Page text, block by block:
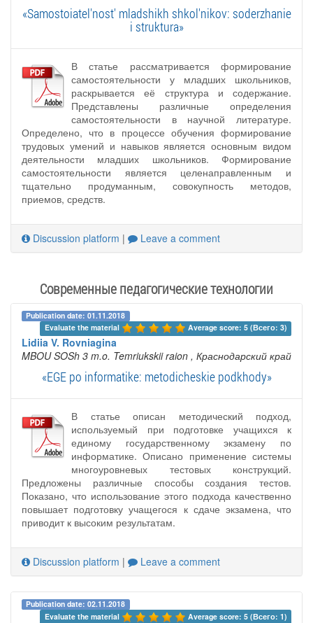
«Samostoiatel'nost' mladshikh shkol'nikov: soderzhanie
i struktura»
В статье рассматривается формирование
самостоятельности у младших школьников,
раскрывается её структура и содержание.
Представлены различные определения
самостоятельности в научной литературе.
Определено, что в процессе обучения формирование
трудовых умений и навыков является основным видом
деятельности младших школьников. Формирование
самостоятельности является целенаправленным и
тщательно продуманным, совокупность методов,
приемов, средств.
Discussion platform | Leave a comment
Современные педагогические технологии
Publication date: 01.11.2018
Evaluate the material
Average score: 5 (Всего: 3)
Lidiia V. Rovniagina
MBOU SOSh 3 m.o. Temriukskii raion , Краснодарский край
«EGE po informatike: metodicheskie podkhody»
В статье описан методический подход,
используемый при подготовке учащихся к
единому государственному экзамену по
информатике. Описано применение системы
многоуровневых тестовых конструкций.
Предложены различные способы создания тестов.
Показано, что использование этого подхода качественно
повышает подготовку учащегося к сдаче экзамена, что
приводит к высоким результатам.
Discussion platform | Leave a comment
Publication date: 02.11.2018
Evaluate the material
Average score: 5 (Всего: 1)